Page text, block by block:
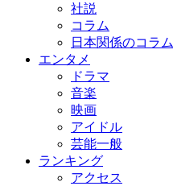
社説
コラム
日本関係のコラム
エンタメ
ドラマ
音楽
映画
アイドル
芸能一般
ランキング
アクセス